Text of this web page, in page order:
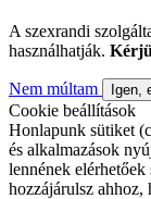
A szexrandi
használhatják.
Nem múltam Igen,
Cookie beállítások
Honlapunk sütiket
és alkalmazások
lennének
hozzájárulsz ahhoz,